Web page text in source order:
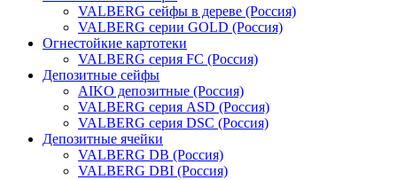
VALBERG сейфы в дереве (Россия)
VALBERG серии GOLD (Россия)
Огнестойкие картотеки
VALBERG серия FC (Россия)
Депозитные сейфы
AIKO депозитные (Россия)
VALBERG серия ASD (Россия)
VALBERG серия DSC (Россия)
Депозитные ячейки
VALBERG DB (Россия)
VALBERG DBI (Россия)